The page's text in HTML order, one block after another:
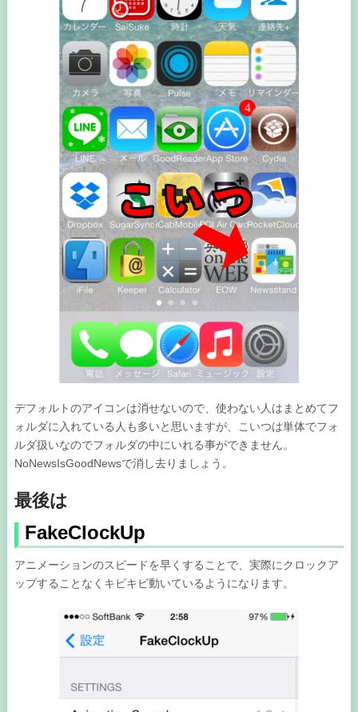
デフォルトのアイコンは消せないので、使わない人はまとめてフ
ォルダに入れている人も多いと思いますが、こいつは単体でフォ
ルダ扱いなのでフォルダの中にいれる事ができません。
NoNewsIsGoodNewsで消し去りましょう。
最後は
FakeClockUp
アニメーションのスピードを早くすることで、実際にクロックア
ップすることなくキビキビ動いているようになります。